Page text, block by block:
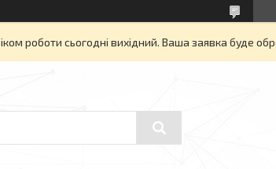
роботи сьогодні вихідний. Ваша заявка буде